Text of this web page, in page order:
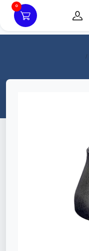
0